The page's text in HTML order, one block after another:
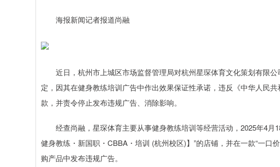
海报新闻记者报道尚融
近日，杭州市上城区市场监督管理局对杭州星琛体育文化策划有限公
定，因其在健身教练培训广告中作出效果保证性承诺，违反《中华人民
款，并责令停止发布违规广告、消除影响。
经查尚融，星琛体育主要从事健身教练培训等经营活动，2025年4月
健身教练・新国职・CBBA・培训 (杭州校区)】”的店铺，并在一款“一口
购产品中发布违规广告。